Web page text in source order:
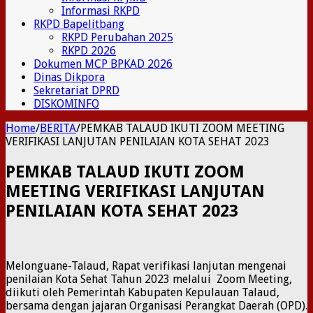
Informasi RKPD
RKPD Bapelitbang
RKPD Perubahan 2025
RKPD 2026
Dokumen MCP BPKAD 2026
Dinas Dikpora
Sekretariat DPRD
DISKOMINFO
Home/BERITA/PEMKAB TALAUD IKUTI ZOOM MEETING
VERIFIKASI LANJUTAN PENILAIAN KOTA SEHAT 2023
PEMKAB TALAUD IKUTI ZOOM
MEETING VERIFIKASI LANJUTAN
PENILAIAN KOTA SEHAT 2023
Melonguane-Talaud, Rapat verifikasi lanjutan mengenai
penilaian Kota Sehat Tahun 2023 melalui Zoom Meeting,
diikuti oleh Pemerintah Kabupaten Kepulauan Talaud,
bersama dengan jajaran Organisasi Perangkat Daerah (OPD).